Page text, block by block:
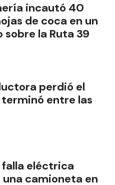
incautó 40
de coca en un
la Ruta 39
perdió el
entre las
falla eléctrica
camioneta en